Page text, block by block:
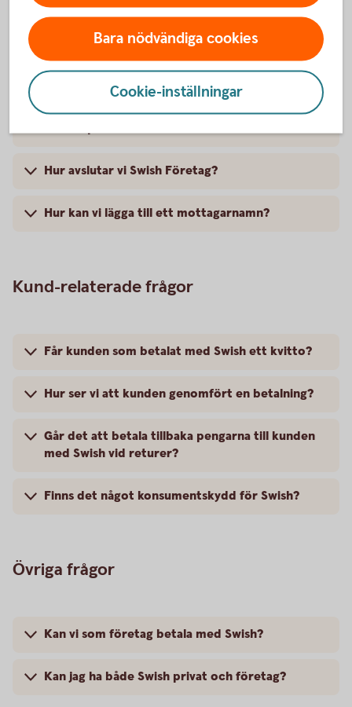
Hur skapar jag en Swish-rapport för inkomna
Hur aktiverar vi Swish-notiser för att slippa
Hur avslutar vi Swish Företag?
Hur kan vi lägga till ett mottagarnamn?
Kund-relaterade frågor
Får kunden som betalat med Swish ett kvitto?
Hur ser vi att kunden genomfört en betalning?
Går det att betala tillbaka pengarna till kunden
med Swish vid returer?
Finns det något konsumentskydd för Swish?
Övriga frågor
Kan vi som företag betala med Swish?
Kan jag ha både Swish privat och företag?
Bara nödvändiga cookies
Cookie-inställningar